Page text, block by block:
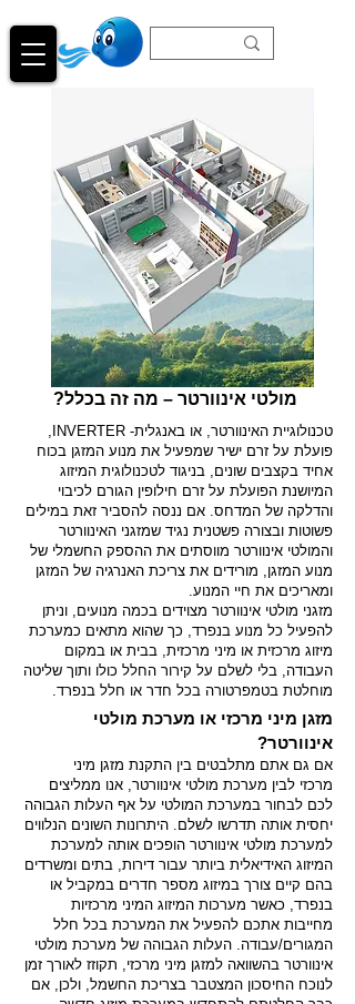
מולטי אינוורטר – מה זה בכלל?
פועלת על זרם ישיר שמפעיל את מנוע המזגן בכוח
אחיד בקצבים שונים, בניגוד לטכנולוגית המיזוג
המיושנת הפועלת על זרם חילופין הגורם לכיבוי
והדלקה של המדחס. אם ננסה להסביר זאת במילים
פשוטות ובצורה פשטנית נגיד שמזגני האינוורטר
והמולטי אינוורטר מווסתים את ההספק החשמלי של
מנוע המזגן, מורידים את צריכת האנרגיה של המזגן
ומאריכים את חיי המנוע.
מזגני מולטי אינוורטר מצוידים בכמה מנועים, וניתן
להפעיל כל מנוע בנפרד, כך שהוא מתאים כמערכת
מיזוג מרכזית או מיני מרכזית, בבית או במקום
העבודה, בלי לשלם על קירור החלל כולו ותוך שליטה
מוחלטת בטמפרטורה בכל חדר או חלל בנפרד.
מזגן מיני מרכזי או מערכת מולטי
אינוורטר?
אם גם אתם מתלבטים בין התקנת מזגן מיני
מרכזי לבין מערכת מולטי אינוורטר, אנו ממליצים
לכם לבחור במערכת המולטי על אף העלות הגבוהה
יחסית אותה תדרשו לשלם. היתרונות השונים הנלווים
למערכת מולטי אינוורטר הופכים אותה למערכת
המיזוג האידיאלית ביותר עבור דירות, בתים ומשרדים
בהם קיים צורך במיזוג מספר חדרים במקביל או
בנפרד, כאשר מערכות המיזוג המיני מרכזיות
מחייבות אתכם להפעיל את המערכת בכל חלל
המגורים/עבודה. העלות הגבוהה של מערכת מולטי
אינוורטר בהשוואה למזגן מיני מרכזי, תקוזז לאורך זמן
לנוכח החיסכון המצטבר בצריכת החשמל, ולכן, אם